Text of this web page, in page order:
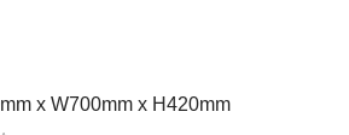
x W700mm x H420mm